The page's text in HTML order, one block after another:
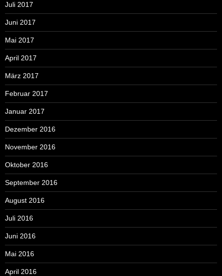
Juli 2017
Juni 2017
Mai 2017
April 2017
März 2017
Februar 2017
Januar 2017
Dezember 2016
November 2016
Oktober 2016
September 2016
August 2016
Juli 2016
Juni 2016
Mai 2016
April 2016